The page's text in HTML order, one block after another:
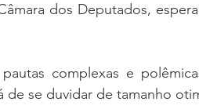
dos Deputados,
complexas e
de se duvidar de tamanho